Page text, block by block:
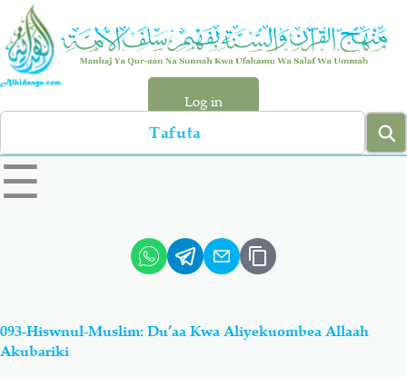
Skip
main
content
Log in
Search
left
sidebar
☰
Hadiyth
Aqiydah Manhaj
093-Hiswnul-Muslim: Du’aa Kwa Aliyekuombea Allaah
Akubariki